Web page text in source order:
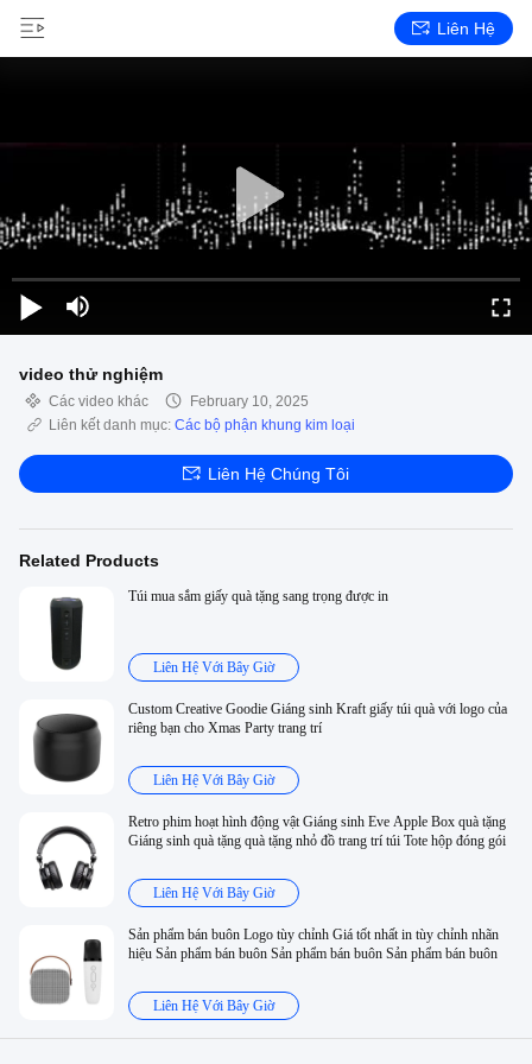
Liên Hệ
video thử nghiệm
Các video khác
February 10, 2025
Liên kết danh mục: Các bộ phận khung kim loại
Liên Hệ Chúng Tôi
Related Products
Túi mua sắm giấy quà tặng sang trọng được in
Liên Hệ Với Bây Giờ
Custom Creative Goodie Giáng sinh Kraft giấy túi quà với logo của
riêng bạn cho Xmas Party trang trí
Liên Hệ Với Bây Giờ
Retro phim hoạt hình động vật Giáng sinh Eve Apple Box quà tặng
Giáng sinh quà tặng quà tặng nhỏ đồ trang trí túi Tote hộp đóng gói
Liên Hệ Với Bây Giờ
Sản phẩm bán buôn Logo tùy chỉnh Giá tốt nhất in tùy chỉnh nhãn
hiệu Sản phẩm bán buôn Sản phẩm bán buôn Sản phẩm bán buôn
Liên Hệ Với Bây Giờ